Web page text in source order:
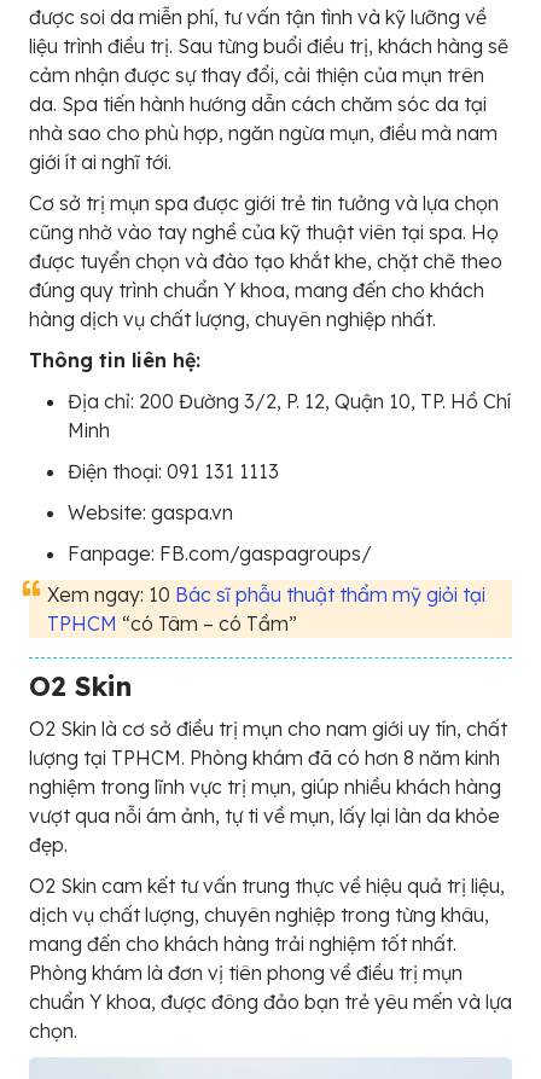
được soi da miễn phí, tư vấn tận tình và kỹ lưỡng về
liệu trình điều trị. Sau từng buổi điều trị, khách hàng sẽ
cảm nhận được sự thay đổi, cải thiện của mụn trên
da. Spa tiến hành hướng dẫn cách chăm sóc da tại
nhà sao cho phù hợp, ngăn ngừa mụn, điều mà nam
giới ít ai nghĩ tới.
Cơ sở trị mụn spa được giới trẻ tin tưởng và lựa chọn
cũng nhờ vào tay nghề của kỹ thuật viên tại spa. Họ
được tuyển chọn và đào tạo khắt khe, chặt chẽ theo
đúng quy trình chuẩn Y khoa, mang đến cho khách
hàng dịch vụ chất lượng, chuyên nghiệp nhất.
Thông tin liên hệ:
Địa chỉ: 200 Đường 3/2, P. 12, Quận 10, TP. Hồ Chí
Minh
Điện thoại: 091 131 1113
Website: gaspa.vn
Fanpage: FB.com/gaspagroups/
Xem ngay: 10 Bác sĩ phẫu thuật thẩm mỹ giỏi tại
TPHCM “có Tâm – có Tầm”
O2 Skin
O2 Skin là cơ sở điều trị mụn cho nam giới uy tín, chất
lượng tại TPHCM. Phòng khám đã có hơn 8 năm kinh
nghiệm trong lĩnh vực trị mụn, giúp nhiều khách hàng
vượt qua nỗi ám ảnh, tự ti về mụn, lấy lại làn da khỏe
đẹp.
O2 Skin cam kết tư vấn trung thực về hiệu quả trị liệu,
dịch vụ chất lượng, chuyên nghiệp trong từng khâu,
mang đến cho khách hàng trải nghiệm tốt nhất.
Phòng khám là đơn vị tiên phong về điều trị mụn
chuẩn Y khoa, được đông đảo bạn trẻ yêu mến và lựa
chọn.